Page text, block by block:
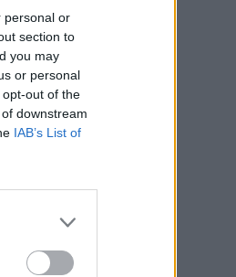
personal or
section to
you may
or personal
out of the
downstream
IAB’s List of